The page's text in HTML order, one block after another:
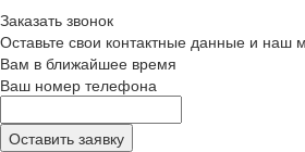
Заказать звонок
Оставьте свои контактные данные и наш
Вам в ближайшее время
Ваш номер телефона